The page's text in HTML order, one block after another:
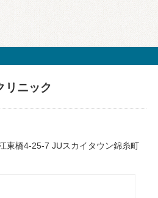
リニック
東橋4-25-7 JUスカイタウン錦糸町